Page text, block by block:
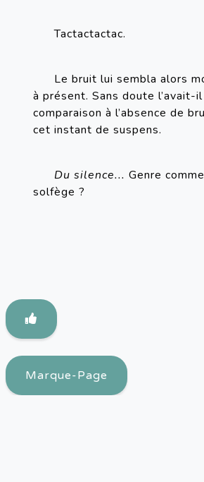
Tactactactac.
Le bruit lui sembla alors
à présent. Sans doute l’avait-
comparaison à l’absence de
cet instant de suspens.
Du silence... Genre
solfège ?
Marque-Page